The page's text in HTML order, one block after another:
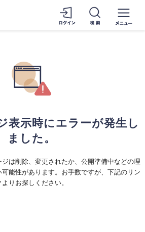
表示時にエラーが発生し
ました。
は削除、変更されたか、公開準備中などの理
能性があります。お手数ですが、下記のリン
よりお探しください。